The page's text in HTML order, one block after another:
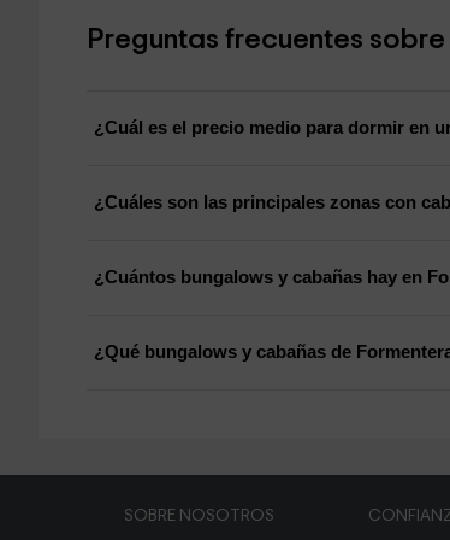
Preguntas frecuentes
¿Cuál es el precio medio para dormir en
¿Cuáles son las principales zonas con
¿Cuántos bungalows y cabañas hay en
¿Qué bungalows y cabañas de
SOBRE NOSOTROS